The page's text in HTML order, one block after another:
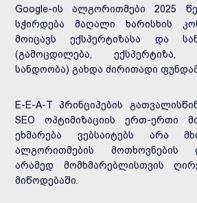
Google-ის ალგორითმები 2025
სჭირდება მაღალი ხარისხის
მოიცავს ექსპერტიზასა და
(გამოცდილება, ექსპერტიზა,
სანდოობა) გახდა ძირითადი
E-E-A-T პრინციპების
SEO ოპტიმიზაციის ერთ-ერთი
ეხმარება ვებსაიტებს არა
ალგორითმების მოთხოვნების
არამედ მომხმარებლისთვის
მიწოდებაში.